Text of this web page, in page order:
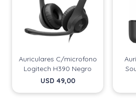
Auriculares C/microfono
Logitech H390 Negro
USD 49,00